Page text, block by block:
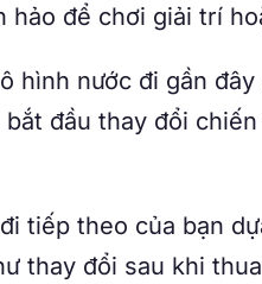
để chơi giải trí
hình nước đi gần
đầu thay đổi
tiếp theo của bạn
thay đổi sau khi